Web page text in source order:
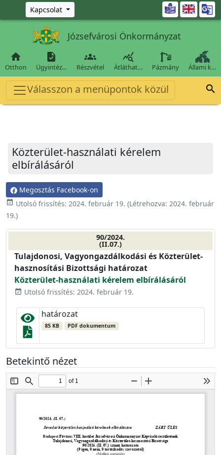
Ugrás a fő tartalomra
Kapcsolat 
Józsefvárosi Önkormányzat

Otthon

Ügyintéz…

Részvétel

Átláthat… Pázmány Állami k…
Válasszon a menüpontok közül 
Közterület-használati kérelem
elbírálásáról
Megosztás Facebook-on
event_available Utolsó frissítés: 2024. február 19. (Létrehozva: 2024. február
19.)
90/2024.
(II.07.)
Tulajdonosi, Vagyongazdálkodási és Közterület-
hasznosítási Bizottsági határozat
Közterület-használati kérelem elbírálásáról
event_available Utolsó frissítés: 2024. február 19.
határozat
85 KB PDF dokumentum
Betekintő nézet